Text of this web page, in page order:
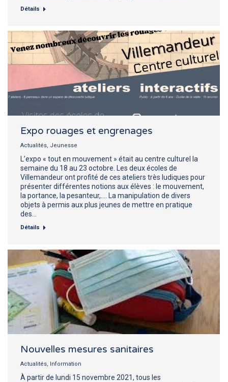
Détails
Expo rouages et engrenages
Actualités, Jeunesse
L’expo « tout en mouvement » était au centre culturel la
semaine du 18 au 23 octobre. Les deux écoles de
Villemandeur ont profité de ces ateliers très ludiques pour
présenter différentes notions aux élèves : le mouvement,
la portance, la pesanteur,…. La manipulation de divers
objets à permis aux plus jeunes de mettre en pratique
des…
Détails
Nouvelles mesures sanitaires
Actualités, Information
À partir de lundi 15 novembre 2021, tous les